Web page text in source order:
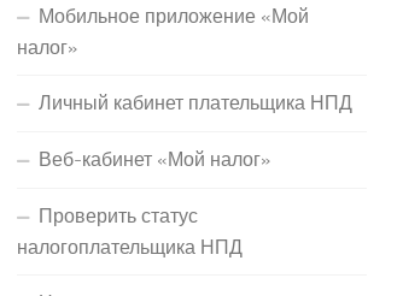
Мобильное приложение «Мой
налог»
Личный кабинет плательщика НПД
Веб-кабинет «Мой налог»
Проверить статус
налогоплательщика НПД